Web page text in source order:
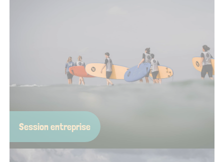
Session entreprise